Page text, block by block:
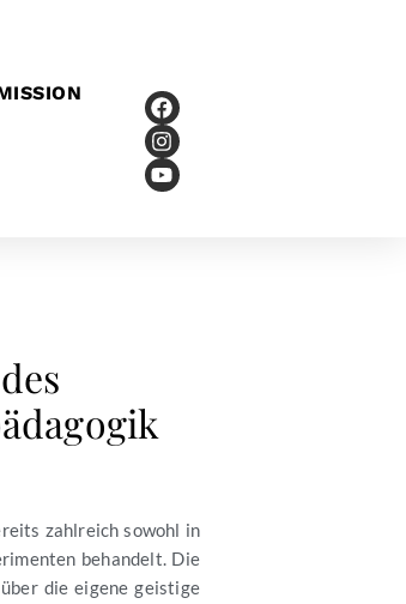
zahlreich sowohl in
behandelt. Die
die eigene geistige